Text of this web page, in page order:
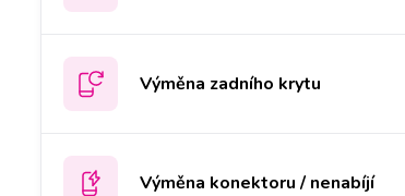
Výměna zadního krytu
Výměna konektoru / nenabíjí